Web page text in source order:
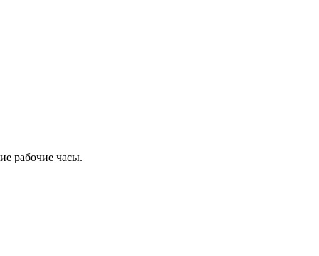
рабочие часы.